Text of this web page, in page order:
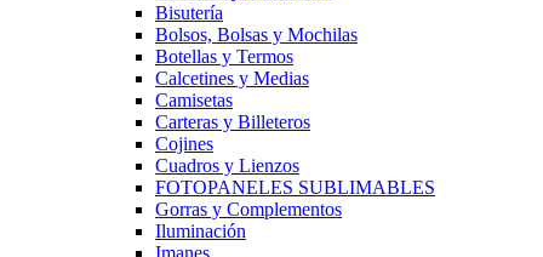
Bisutería
Bolsos, Bolsas y Mochilas
Botellas y Termos
Calcetines y Medias
Camisetas
Carteras y Billeteros
Cojines
Cuadros y Lienzos
FOTOPANELES SUBLIMABLES
Gorras y Complementos
Iluminación